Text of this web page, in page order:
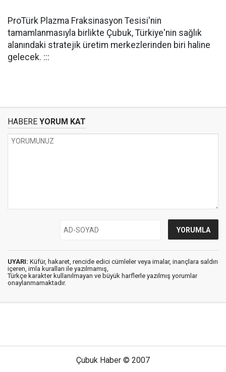
ProTürk Plazma Fraksinasyon Tesisi'nin
tamamlanmasıyla birlikte Çubuk, Türkiye'nin sağlık
alanındaki stratejik üretim merkezlerinden biri haline
gelecek. :::
HABERE YORUM KAT
UYARI: Küfür, hakaret, rencide edici cümleler veya imalar, inançlara saldırı
içeren, imla kuralları ile yazılmamış,
Türkçe karakter kullanılmayan ve büyük harflerle yazılmış yorumlar
onaylanmamaktadır.
Çubuk Haber © 2007